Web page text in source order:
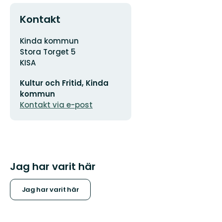
Kontakt
Adress
Kinda kommun
Stora Torget 5
KISA
postadress
Kultur och Fritid, Kinda
kommun
Kontakt via e-post
Jag har varit här
Jag har varit här